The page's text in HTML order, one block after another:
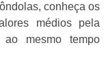
conheça os
médios pela
mesmo tempo